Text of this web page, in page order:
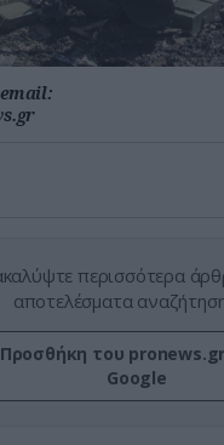
email:
περισσότερα
αποτελέσματα
Προσθήκη του
Google